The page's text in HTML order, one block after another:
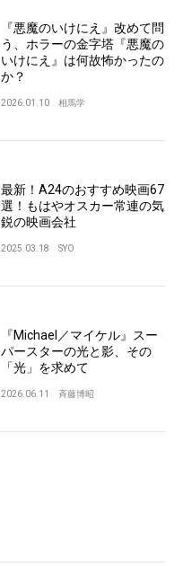
『悪魔のいけにえ』改めて問
う、ホラーの金字塔『悪魔の
いけにえ』は何故怖かったの
か？
2026.01.10 相馬学
最新！A24のおすすめ映画67
選！もはやオスカー常連の気
鋭の映画会社
2025.03.18 SYO
『Michael／マイケル』スー
パースターの光と影、その
「光」を求めて
2026.06.11 斉藤博昭